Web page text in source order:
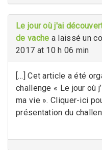
Le jour où j'ai
de vache a laissé un
2017 at 10 h 06 min
[…] Cet article a été
challenge « Le jour où
ma vie ». Cliquer-ici
présentation du